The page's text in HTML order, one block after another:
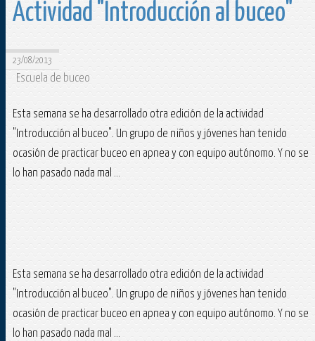
Actividad "Introducción al buceo"
23/08/2013
Escuela de buceo
Esta semana se ha desarrollado otra edición de la actividad
"Introducción al buceo". Un grupo de niños y jóvenes han tenido
ocasión de practicar buceo en apnea y con equipo autónomo. Y no se
lo han pasado nada mal ...
Esta semana se ha desarrollado otra edición de la actividad
"Introducción al buceo". Un grupo de niños y jóvenes han tenido
ocasión de practicar buceo en apnea y con equipo autónomo. Y no se
lo han pasado nada mal ...